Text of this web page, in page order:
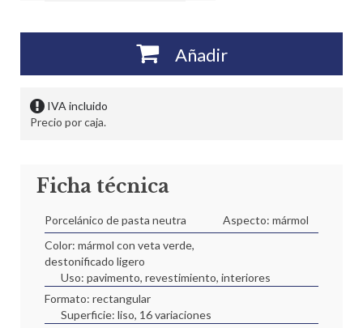
Añadir
IVA incluido
Precio por caja.
Ficha técnica
Porcelánico de pasta neutra
Aspecto: mármol
Color: mármol con veta verde,
destonificado ligero
Uso: pavimento, revestimiento, interiores
Formato: rectangular
Superficie: liso, 16 variaciones